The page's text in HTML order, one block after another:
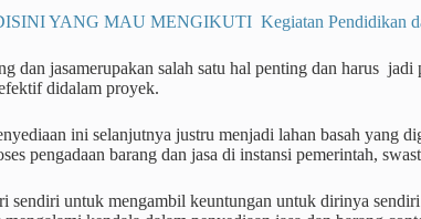
YANG MAU MENGIKUTI Kegiatan Pendidikan
dan jasamerupakan salah satu hal penting dan harus jadi
didalam proyek.
ini selanjutnya justru menjadi lahan basah yang
pengadaan barang dan jasa di instansi pemerintah,
sendiri untuk mengambil keuntungan untuk dirinya